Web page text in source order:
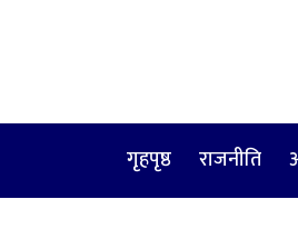
गृहपृष्ठ राजनीति